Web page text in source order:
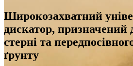
Широкозахватний
дискатор,
стерні та
ґрунту